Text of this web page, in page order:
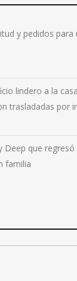
y pedidos
lindero a la
trasladadas por
Deep que
familia